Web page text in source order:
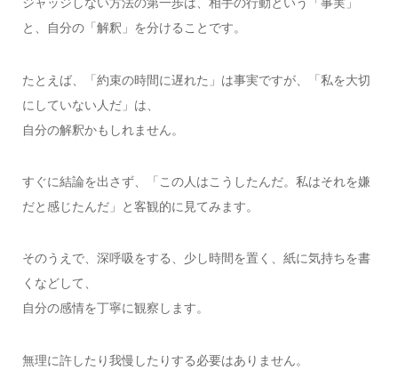
ジャッジしない方法の第一歩は、相手の行動という「事実」
と、自分の「解釈」を分けることです。
たとえば、「約束の時間に遅れた」は事実ですが、「私を大切
にしていない人だ」は、
自分の解釈かもしれません。
すぐに結論を出さず、「この人はこうしたんだ。私はそれを嫌
だと感じたんだ」と客観的に見てみます。
そのうえで、深呼吸をする、少し時間を置く、紙に気持ちを書
くなどして、
自分の感情を丁寧に観察します。
無理に許したり我慢したりする必要はありません。